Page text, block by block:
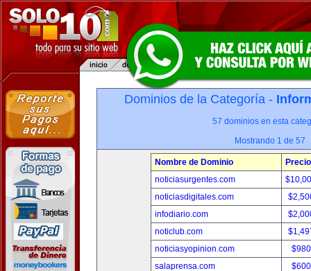
Dominios de la Categoría -
57 dominios en esta
Mostrando 1 de 57
Nombre de Dominio
Precio
noticiasurgentes.com
noticiasdigitales.com
infodiario.com
noticlub.com
noticiasyopinion.com
salaprensa.com